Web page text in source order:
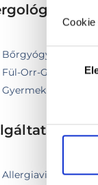
Bőrgyógyászat
Fül-Orr-Gégészet
Gyermek
Allergiavizsgálat